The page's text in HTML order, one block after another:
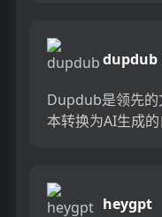
dupdub
Dupdub是领先的
本转换为AI生成
heygpt